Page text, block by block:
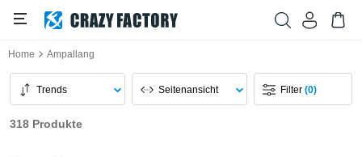
Home Ampallang
Trends Seitenansicht Filter(0)
318 Produkte